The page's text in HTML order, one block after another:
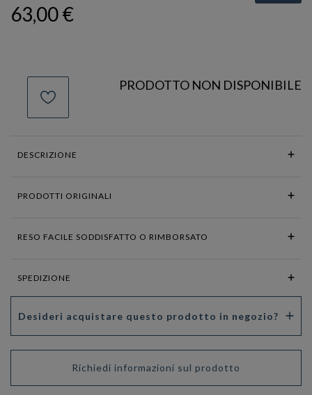
63,00 €
PRODOTTO NON DISPONIBILE
DESCRIZIONE
PRODOTTI ORIGINALI
RESO FACILE SODDISFATTO O RIMBORSATO
SPEDIZIONE
Desideri acquistare questo prodotto in negozio?
Richiedi informazioni sul prodotto